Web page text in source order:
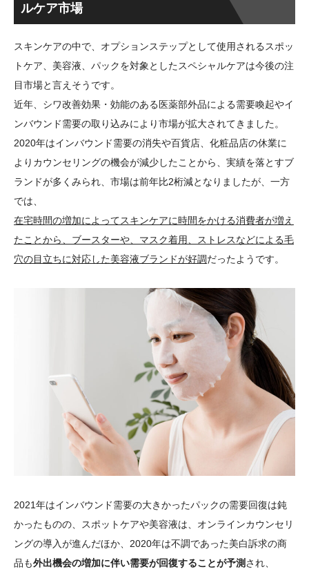
ルケア市場
スキンケアの中で、オプションステップとして使用されるスポッ
トケア、美容液、パックを対象としたスペシャルケアは今後の注
目市場と言えそうです。
近年、シワ改善効果・効能のある医薬部外品による需要喚起やイ
ンバウンド需要の取り込みにより市場が拡大されてきました。
2020年はインバウンド需要の消失や百貨店、化粧品店の休業に
よりカウンセリングの機会が減少したことから、実績を落とすブ
ランドが多くみられ、市場は前年比2桁減となりましたが、一方
では、
在宅時間の増加によってスキンケアに時間をかける消費者が増え
たことから、ブースターや、マスク着用、ストレスなどによる毛
穴の目立ちに対応した美容液ブランドが好調だったようです。
2021年はインバウンド需要の大きかったパックの需要回復は鈍
かったものの、スポットケアや美容液は、オンラインカウンセリ
ングの導入が進んだほか、2020年は不調であった美白訴求の商
品も外出機会の増加に伴い需要が回復することが予測され、